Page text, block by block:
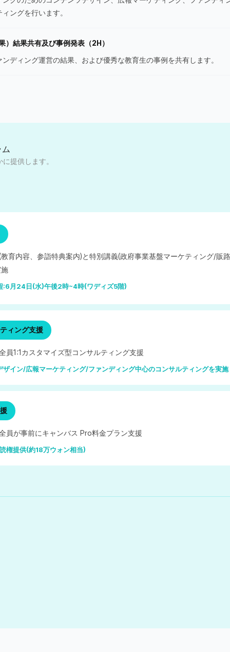
ングを行います。
）結果共有及び事例発表（2H）
ディング運営の結果、および優秀な教育生の事例を共有します。
提供します。
育内容、参詣特典案内)と特別講義(政府事業基盤マーケティング/販
:6月24日(水)午後2時~4時(ワディズ5階)
ィング支援
員1:1カスタマイズ型コンサルティング支援
ザイン/広報マーケティング/ファンディング中心のコンサルティングを実施
員が事前にキャンバス Pro料金プラン支援
権提供(約18万ウォン相当)